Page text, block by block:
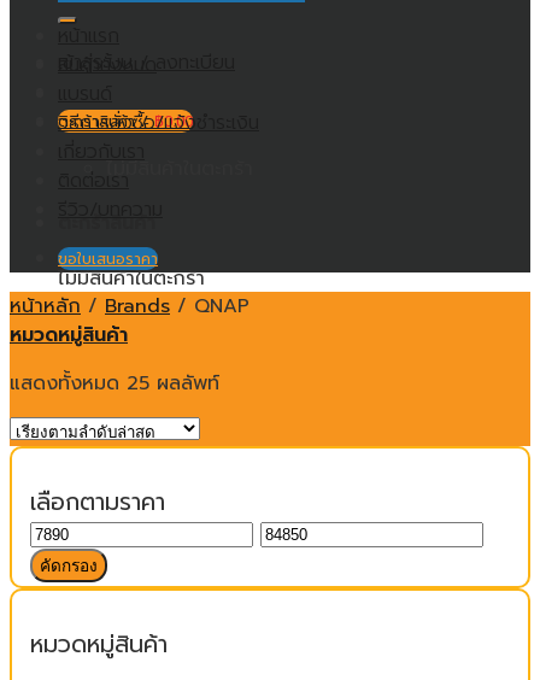
ตะกร้าสินค้า /฿0.00
ไม่มีสินค้าในตะกร้า
วิธีการสั่งซื้อ/แจ้งชำระเงิน
ติดต่อเรา
ขอใบเสนอราคา
หน้าหลัก / Brands / QNAP
หมวดหมู่สินค้า
แสดงทั้งหมด 25 ผลลัพท์
เลือกตามราคา
ราคา
ต่ำ
สุด
ราคา
คัดกรอง
หมวดหมู่สินค้า